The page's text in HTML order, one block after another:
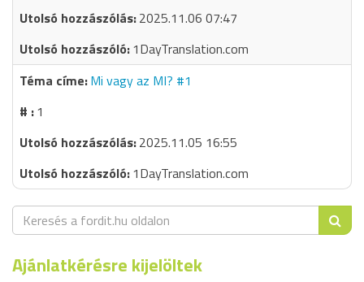
2025.11.06 07:47
1DayTranslation.com
Mi vagy az MI? #1
1
2025.11.05 16:55
1DayTranslation.com
Ajánlatkérésre kijelöltek